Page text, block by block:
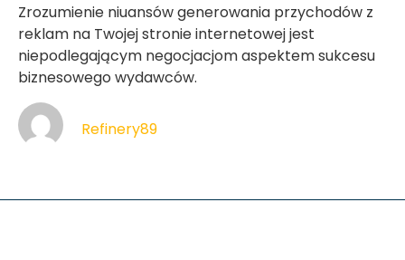
Zrozumienie niuansów generowania przychodów z
reklam na Twojej stronie internetowej jest
niepodlegającym negocjacjom aspektem sukcesu
biznesowego wydawców.
Refinery89